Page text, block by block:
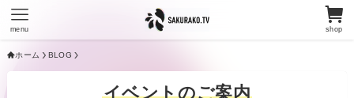
shop
menu
ホーム BLOG
イベントのご案内